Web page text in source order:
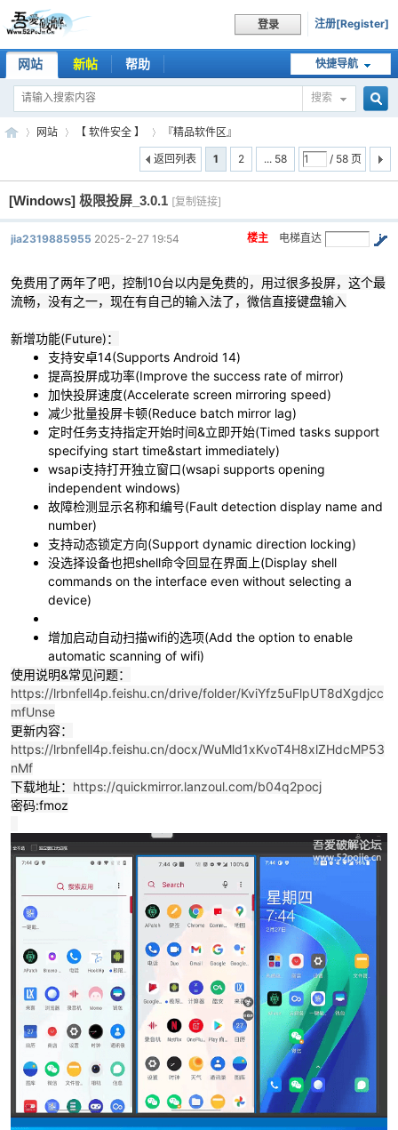
登录 注册[Register]
快捷导航
网站 新帖 帮助
搜索
吾
解
»
网站
›
【 软件安全 】
›
『精品软件区』
1
2 ... 58 / 58 页
返回列表
[Windows] 极限投屏_3.0.1 [复制链接]
电梯直达
楼主
jia2319885955 2025-2-27 19:54
免费用了两年了吧，控制10台以内是免费的，用过很多投屏，这个最
流畅，没有之一，现在有自己的输入法了，微信直接键盘输入
新增功能(Future)：
支持安卓14(Supports Android 14)
提高投屏成功率(Improve the success rate of mirror)
加快投屏速度(Accelerate screen mirroring speed)
减少批量投屏卡顿(Reduce batch mirror lag)
定时任务支持指定开始时间&立即开始(Timed tasks support
specifying start time&start immediately)
wsapi支持打开独立窗口(wsapi supports opening
independent windows)
故障检测显示名称和编号(Fault detection display name and
number)
支持动态锁定方向(Support dynamic direction locking)
没选择设备也把shell命令回显在界面上(Display shell
commands on the interface even without selecting a
device)
增加启动自动扫描wifi的选项(Add the option to enable
automatic scanning of wifi)
使用说明&常见问题：
https://lrbnfell4p.feishu.cn/drive/folder/KviYfz5uFlpUT8dXgdjcc
mfUnse
更新内容：
https://lrbnfell4p.feishu.cn/docx/WuMld1xKvoT4H8xlZHdcMP53
nMf
下载地址： https://quickmirror.lanzoul.com/b04q2pocj
密码:fmoz